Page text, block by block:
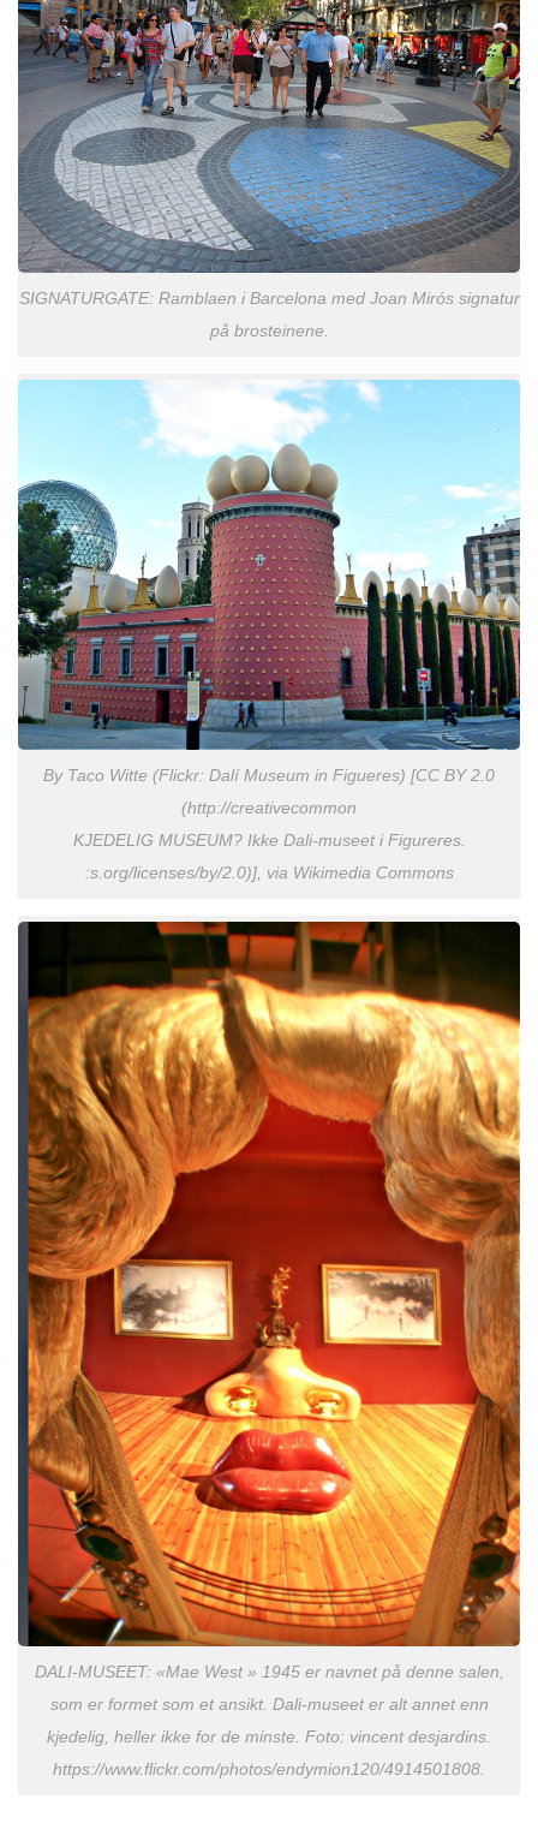
SIGNATURGATE: Ramblaen i Barcelona med Joan Mirós signatur
på brosteinene.
By Taco Witte (Flickr: Dalí Museum in Figueres) [CC BY 2.0
(http://creativecommon
KJEDELIG MUSEUM? Ikke Dali-museet i Figureres.
:s.org/licenses/by/2.0)], via Wikimedia Commons
DALI-MUSEET: «Mae West » 1945 er navnet på denne salen,
som er formet som et ansikt. Dali-museet er alt annet enn
kjedelig, heller ikke for de minste. Foto: vincent desjardins.
https://www.flickr.com/photos/endymion120/4914501808.